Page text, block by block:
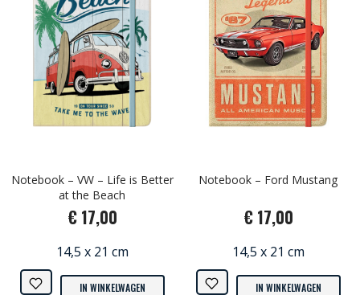
Notebook – VW – Life is Better
at the Beach
€ 17,00
14,5 x 21 cm
IN WINKELWAGEN
Notebook – Ford Mustang
€ 17,00
14,5 x 21 cm
IN WINKELWAGEN